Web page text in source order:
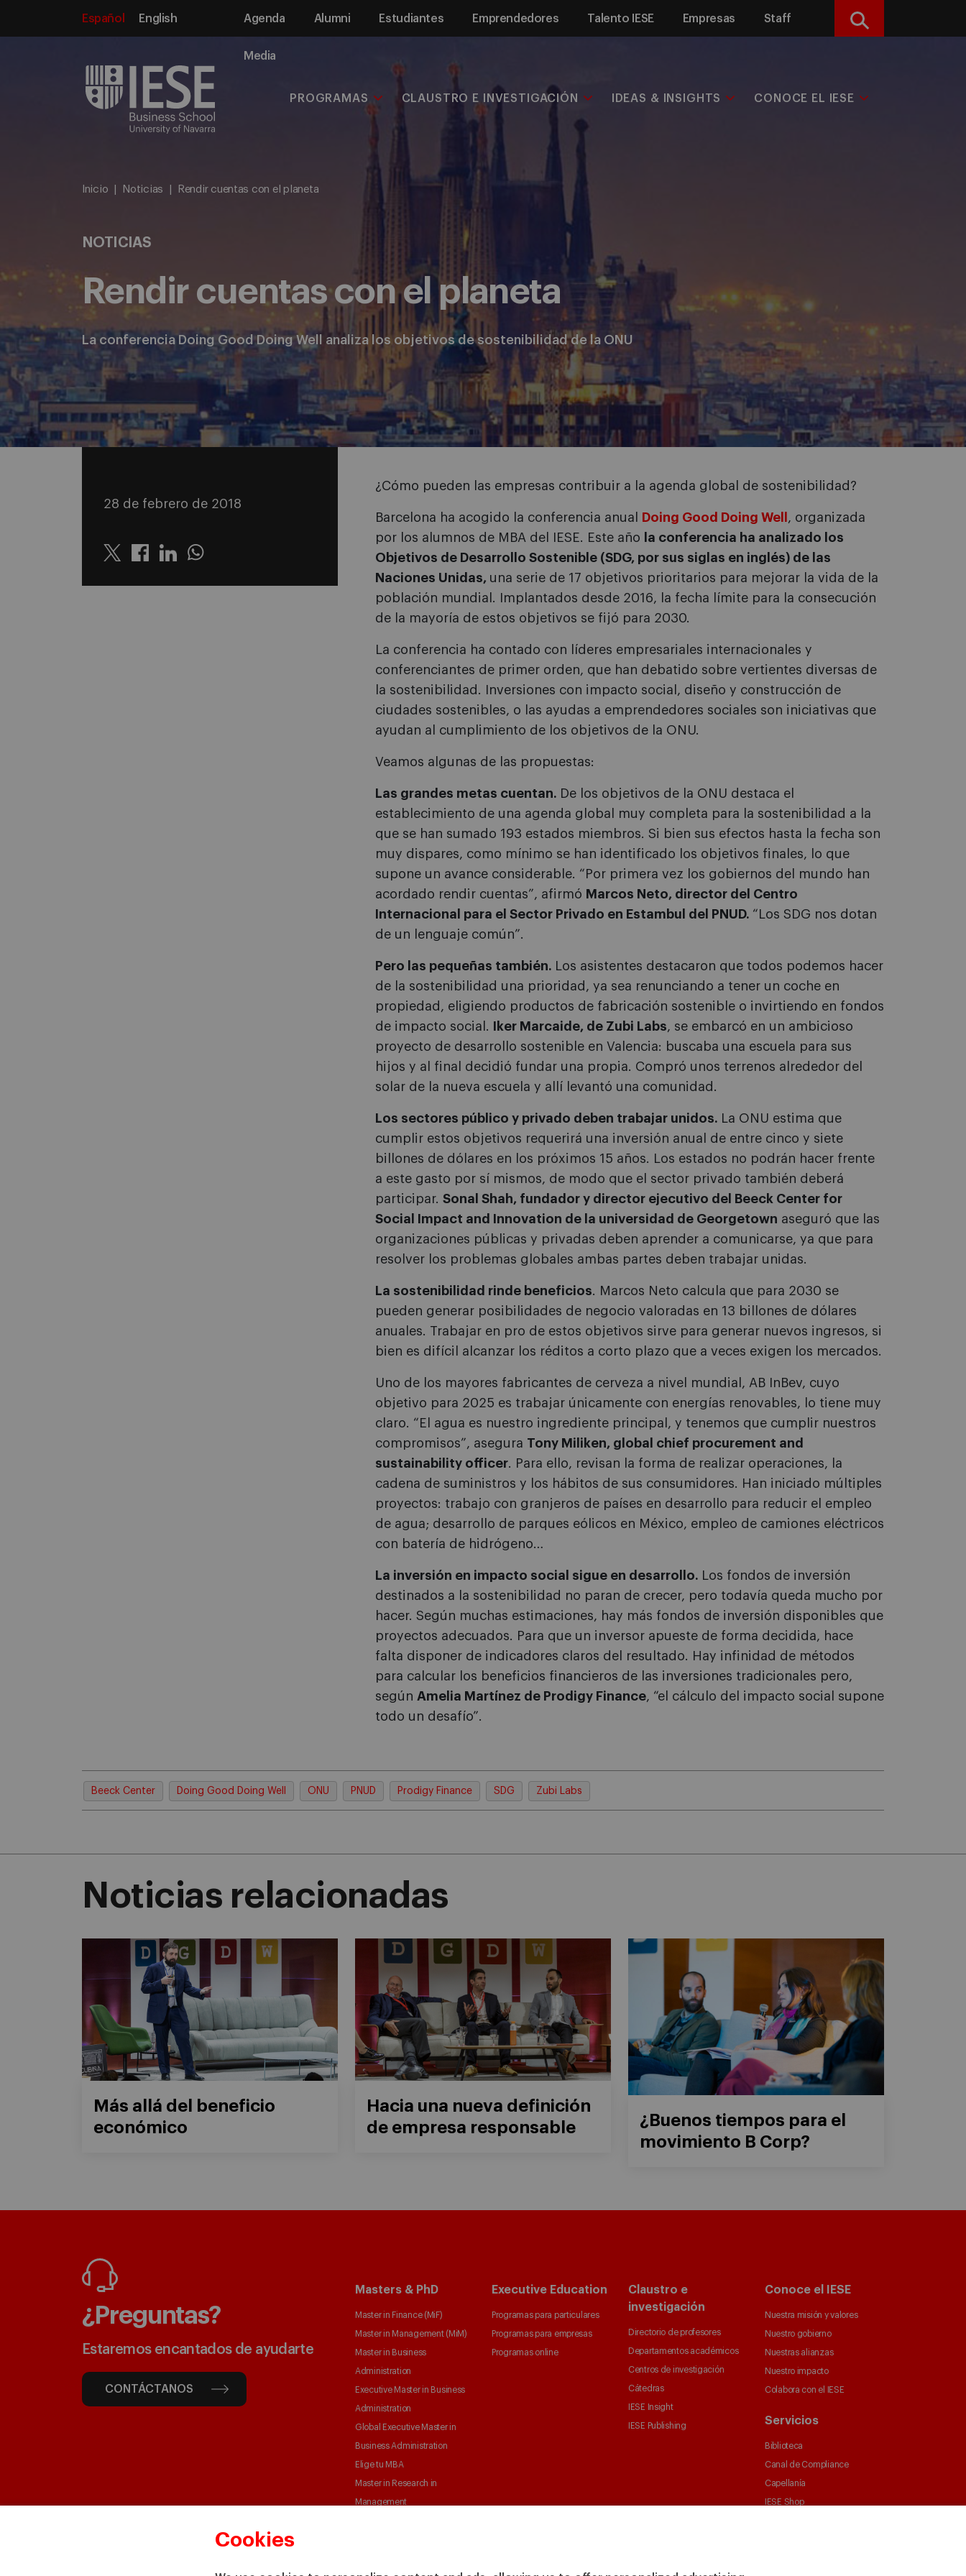
Cookies
Español English Agenda Alumni Estudiantes Emprendedores Talento IESE Empresas Staff
Media
Buscar
PROGRAMAS CLAUSTRO E INVESTIGACIÓN IDEAS & INSIGHTS CONOCE EL IESE
Inicio Noticias Rendir cuentas con el planeta
NOTICIAS
Rendir cuentas con el planeta
La conferencia Doing Good Doing Well analiza los objetivos de sostenibilidad de la ONU
28 de febrero de 2018
Twitter LinkedinWhatsapp
¿Cómo pueden las empresas contribuir a la agenda global de sostenibilidad?
Barcelona ha acogido la conferencia anual Doing Good Doing Well
, organizada
por los alumnos de MBA del IESE. Este año
la conferencia ha analizado los
Objetivos de Desarrollo Sostenible (SDG, por sus siglas en inglés) de las
Naciones Unidas, una serie de 17 objetivos prioritarios para mejorar la vida de la
población mundial. Implantados desde 2016, la fecha límite para la consecución
de la mayoría de estos objetivos se fijó para 2030.
La conferencia ha contado con líderes empresariales internacionales y
conferenciantes de primer orden, que han debatido sobre vertientes diversas de
la sostenibilidad. Inversiones con impacto social, diseño y construcción de
ciudades sostenibles, o las ayudas a emprendedores sociales son iniciativas que
ayudan al cumplimiento de los objetivos de la ONU.
Veamos algunas de las propuestas:
Las grandes metas cuentan. De los objetivos de la ONU destaca el
establecimiento de una agenda global muy completa para la sostenibilidad a la
que se han sumado 193 estados miembros. Si bien sus efectos hasta la fecha son
muy dispares, como mínimo se han identificado los objetivos finales, lo que
supone un avance considerable. “Por primera vez los gobiernos del mundo han
acordado rendir cuentas”, afirmó Marcos Neto, director del Centro
Internacional para el Sector Privado en Estambul del PNUD. “Los SDG nos dotan
de un lenguaje común”.
Pero las pequeñas también. Los asistentes destacaron que todos podemos hacer
de la sostenibilidad una prioridad, ya sea renunciando a tener un coche en
propiedad, eligiendo productos de fabricación sostenible o invirtiendo en fondos
de impacto social.
Iker Marcaide, de Zubi Labs, se embarcó en un ambicioso
proyecto de desarrollo sostenible en Valencia: buscaba una escuela para sus
hijos y al final decidió fundar una propia. Compró unos terrenos alrededor del
solar de la nueva escuela y allí levantó una comunidad.
Los sectores público y privado deben trabajar unidos. La ONU estima que
cumplir estos objetivos requerirá una inversión anual de entre cinco y siete
billones de dólares en los próximos 15 años. Los estados no podrán hacer frente
a este gasto por sí mismos, de modo que el sector privado también deberá
participar. Sonal Shah, fundador y director ejecutivo del Beeck Center for
Social Impact and Innovation de la universidad de Georgetown aseguró que las
organizaciones públicas y privadas deben aprender a comunicarse, ya que para
resolver los problemas globales ambas partes deben trabajar unidas.
La sostenibilidad rinde beneficios. Marcos Neto calcula que para 2030 se
pueden generar posibilidades de negocio valoradas en 13 billones de dólares
anuales. Trabajar en pro de estos objetivos sirve para generar nuevos ingresos, si
bien es difícil alcanzar los réditos a corto plazo que a veces exigen los mercados.
Uno de los mayores fabricantes de cerveza a nivel mundial, AB InBev, cuyo
objetivo para 2025 es trabajar únicamente con energías renovables, lo tiene muy
claro. “El agua es nuestro ingrediente principal, y tenemos que cumplir nuestros
compromisos”, asegura Tony Miliken, global chief procurement and
sustainability officer. Para ello, revisan la forma de realizar operaciones, la
cadena de suministros y los hábitos de sus consumidores. Han iniciado múltiples
proyectos: trabajo con granjeros de países en desarrollo para reducir el empleo
de agua; desarrollo de parques eólicos en México, empleo de camiones eléctricos
con batería de hidrógeno…
La inversión en impacto social sigue en desarrollo. Los fondos de inversión
destinados a la sostenibilidad no paran de crecer, pero todavía queda mucho por
hacer. Según muchas estimaciones, hay más fondos de inversión disponibles que
proyectos adecuados. Para que un inversor apueste de forma decidida, hace
falta disponer de indicadores claros del resultado. Hay infinidad de métodos
para calcular los beneficios financieros de las inversiones tradicionales pero,
según Amelia Martínez de Prodigy Finance, “el cálculo del impacto social supone
todo un desafío”.
Beeck Center Doing Good Doing Well ONU PNUD Prodigy Finance SDG Zubi Labs
Noticias relacionadas
Más allá del beneficio
económico
Hacia una nueva definición
de empresa responsable
¿Buenos tiempos para el
movimiento B Corp?
¿Preguntas?
Estaremos encantados de ayudarte
CONTÁCTANOS
Masters & PhD
Master in Finance (MiF)
Master in Management (MiM)
Master in Business
Administration
Executive Master in Business
Administration
Global Executive Master in
Business Administration
Elige tu MBA
Master in Research in
Management
Executive Education
Programas para particulares
Programas para empresas
Programas online
Claustro e
investigación
Directorio de profesores
Departamentos académicos
Centros de investigación
Cátedras
IESE Insight
IESE Publishing
Conoce el IESE
Nuestra misión y valores
Nuestro gobierno
Nuestras alianzas
Nuestro impacto
Colabora con el IESE
Servicios
Biblioteca
Canal de Compliance
Capellanía
IESE Shop